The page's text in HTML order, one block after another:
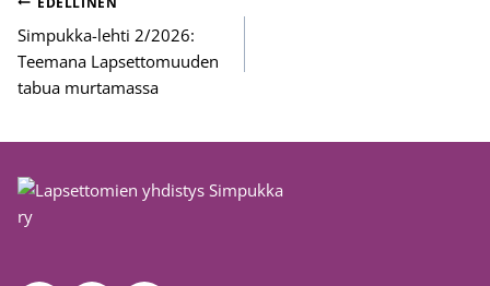
selaus
Simpukka-lehti 2/2026:
Teemana Lapsettomuuden
tabua murtamassa